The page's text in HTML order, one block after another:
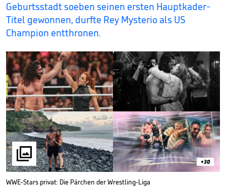
Geburtsstadt soeben seinen ersten Hauptkader-
Titel gewonnen, durfte Rey Mysterio als US
Champion entthronen.
 +30
WWE-Stars privat: Die Pärchen der Wrestling-Liga